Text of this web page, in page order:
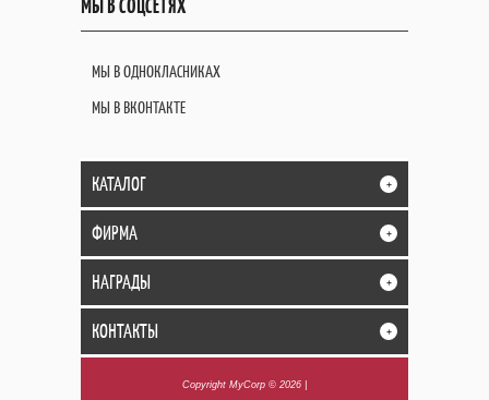
МЫ В СОЦСЕТЯХ
МЫ В ОДНОКЛАСНИКАХ
МЫ В ВКОНТАКТЕ
КАТАЛОГ +
ФИРМА +
НАГРАДЫ +
КОНТАКТЫ +
Copyright MyCorp © 2026